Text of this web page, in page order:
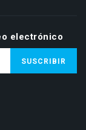
electrónico